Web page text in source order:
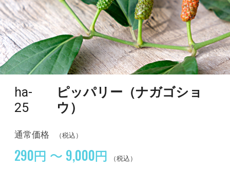
ha-
25
ピッパリー（ナガゴショ
ウ）
通常価格 （税込）
290円 ～ 9,000円 （税込）